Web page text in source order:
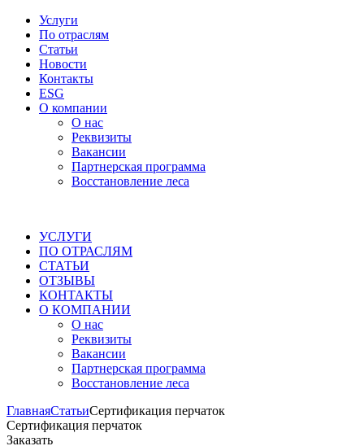
Услуги
По отраслям
Статьи
Новости
Контакты
ESG
О компании
О нас
Реквизиты
Вакансии
Партнерская программа
Восстановление леса
УСЛУГИ
ПО ОТРАСЛЯМ
СТАТЬИ
ОТЗЫВЫ
КОНТАКТЫ
О КОМПАНИИ
О нас
Реквизиты
Вакансии
Партнерская программа
Восстановление леса
ГлавнаяСтатьиСертификация перчаток
Сертификация перчаток
Заказать